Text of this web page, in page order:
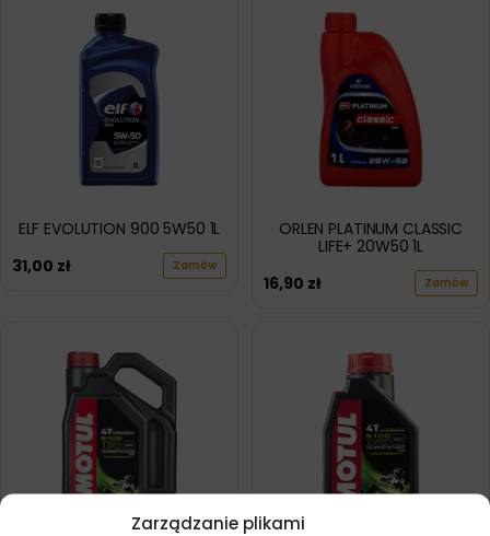
Zarządzanie plikami
ELF EVOLUTION 900 5W50 1L
31,00 zł Zamów
ORLEN PLATINUM CLASSIC
LIFE+ 20W50 1L
16,90 zł Zamów